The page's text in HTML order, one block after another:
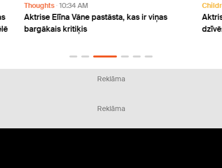
Thoughts 10:34 AM
Aktrise Elīna Vāne pastāsta, kas ir viņas
bargākais kritiķis
Reklāma
Reklāma